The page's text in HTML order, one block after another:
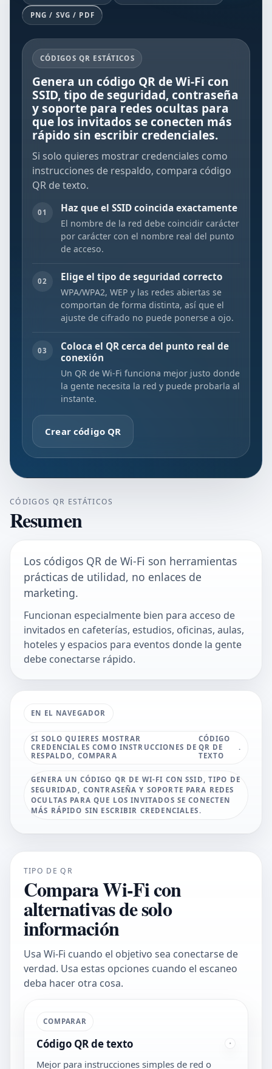
PNG / SVG / PDF
CÓDIGOS QR ESTÁTICOS
Genera un código QR de Wi-Fi con
SSID, tipo de seguridad, contraseña
y soporte para redes ocultas para
que los invitados se conecten más
rápido sin escribir credenciales.
Si solo quieres mostrar credenciales como
instrucciones de respaldo, compara código
QR de texto.
01 Haz que el SSID coincida exactamente
El nombre de la red debe coincidir carácter
por carácter con el nombre real del punto
de acceso.
02 Elige el tipo de seguridad correcto
WPA/WPA2, WEP y las redes abiertas se
comportan de forma distinta, así que el
ajuste de cifrado no puede ponerse a ojo.
03
Coloca el QR cerca del punto real de
conexión
Un QR de Wi-Fi funciona mejor justo donde
la gente necesita la red y puede probarla al
instante.
Crear código QR
CÓDIGOS QR ESTÁTICOS
Resumen
Los códigos QR de Wi-Fi son herramientas
prácticas de utilidad, no enlaces de
marketing.
Funcionan especialmente bien para acceso de
invitados en cafeterías, estudios, oficinas, aulas,
hoteles y espacios para eventos donde la gente
debe conectarse rápido.
EN EL NAVEGADOR
SI SOLO QUIERES MOSTRAR
CREDENCIALES COMO INSTRUCCIONES DE
RESPALDO, COMPARA
CÓDIGO
QR DE
TEXTO
.
GENERA UN CÓDIGO QR DE WI-FI CON SSID, TIPO DE
SEGURIDAD, CONTRASEÑA Y SOPORTE PARA REDES
OCULTAS PARA QUE LOS INVITADOS SE CONECTEN
MÁS RÁPIDO SIN ESCRIBIR CREDENCIALES.
TIPO DE QR
Compara Wi-Fi con
alternativas de solo
información
Usa Wi-Fi cuando el objetivo sea conectarse de
verdad. Usa estas opciones cuando el escaneo
deba hacer otra cosa.
COMPARAR
Código QR de texto
Mejor para instrucciones simples de red o